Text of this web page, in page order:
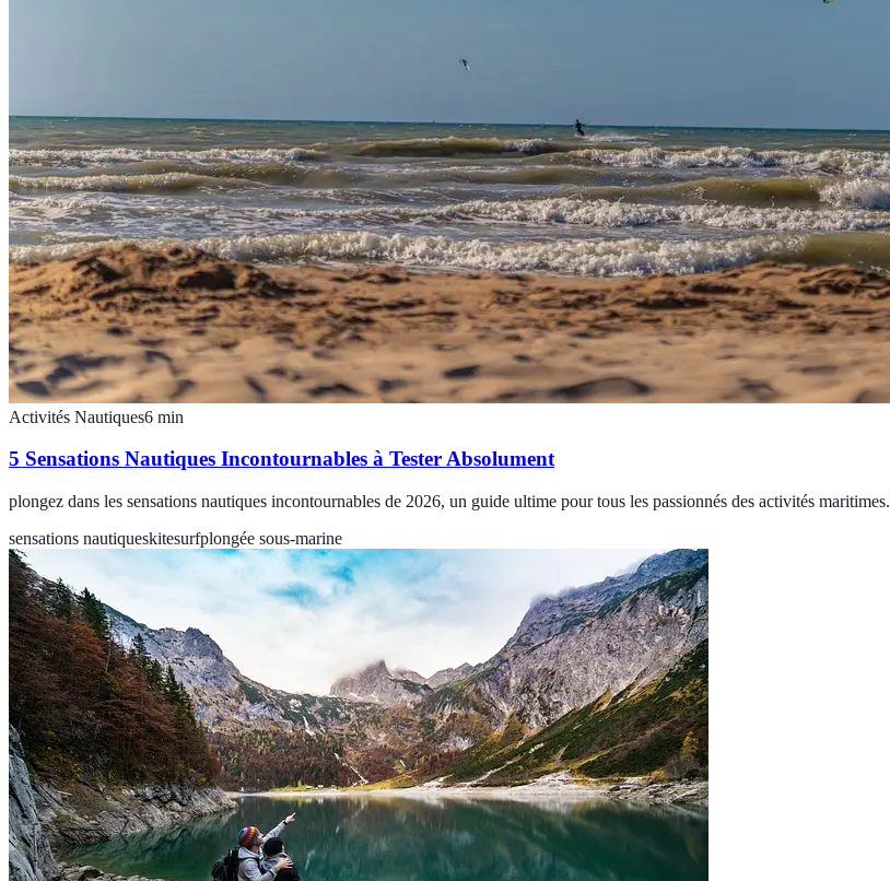
Activités Nautiques6 min
5 Sensations Nautiques Incontournables à Tester Absolument
plongez dans les sensations nautiques incontournables de 2026, un guide ultime pour tous les passionnés des activités maritimes.
sensations nautiqueskitesurfplongée sous-marine